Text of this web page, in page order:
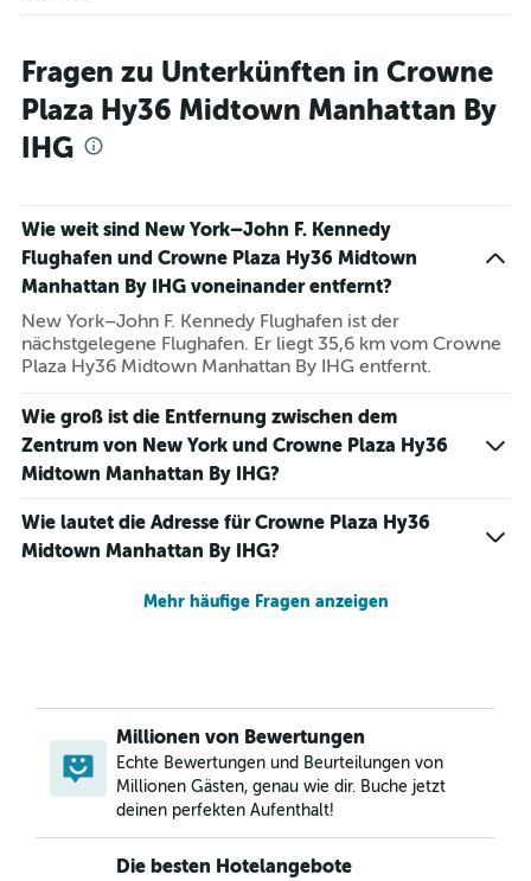
Fragen zu Unterkünften in Crowne
Plaza Hy36 Midtown Manhattan By
IHG
Wie weit sind New York–John F. Kennedy
Flughafen und Crowne Plaza Hy36 Midtown
Manhattan By IHG voneinander entfernt?
New York–John F. Kennedy Flughafen ist der
nächstgelegene Flughafen. Er liegt 35,6 km vom Crowne
Plaza Hy36 Midtown Manhattan By IHG entfernt.
Wie groß ist die Entfernung zwischen dem
Zentrum von New York und Crowne Plaza Hy36
Midtown Manhattan By IHG?
Wie lautet die Adresse für Crowne Plaza Hy36
Midtown Manhattan By IHG?
Mehr häufige Fragen anzeigen
Millionen von Bewertungen
Echte Bewertungen und Beurteilungen von
Millionen Gästen, genau wie dir. Buche jetzt
deinen perfekten Aufenthalt!
Die besten Hotelangebote